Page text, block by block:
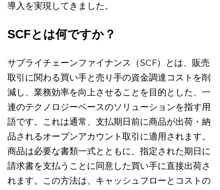
導入を実現してきました。
SCFとは何ですか？
サプライチェーンファイナンス（SCF）とは、販売
取引に関わる買い手と売り手の資金調達コストを削
減し、業務効率を向上させることを目的とした、一
連のテクノロジーベースのソリューションを指す用
語です。これは通常、支払期日前に商品が出荷・納
品されるオープンアカウント取引に適用されます。
商品は必要な書類一式とともに、指定された期日に
請求書を支払うことに同意した買い手に直接出荷さ
れます。この方法は、キャッシュフローとコストの